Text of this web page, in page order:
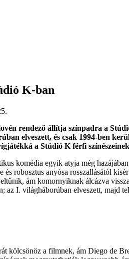
K-ban
rendező állítja színpadra a
elveszett, és csak 1994-ben
a Stúdió K férfi
komédia egyik atyja még
és robosztus anyósa rosszallásától
ám komornyiknak álcázva
az I. világháborúban elveszett, majd
kölcsönöz a filmnek, ám Diego de